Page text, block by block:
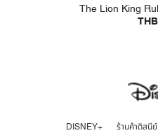
The Lion King
DISNEY+ ร้านค้าดิสนีย์